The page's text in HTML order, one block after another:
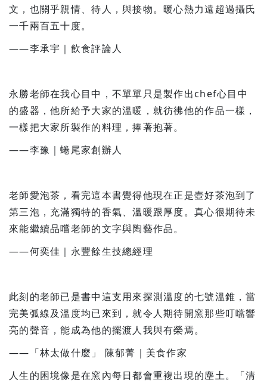
文，也關乎親情、待人，與接物。暖心熱力遠超過攝氏
一千兩百五十度。
——李承宇｜飲食評論人
永勝老師在我心目中，不單單只是製作出chef心目中
的盛器，他所給予大家的溫暖，就彷彿他的作品一樣，
一樣把大家所製作的料理，捧著抱著。
——李豫｜蜷尾家創辦人
老師愛泡茶，看完這本書覺得他現在正是壺好茶泡到了
第三泡，充滿獨特的香氣、溫暖跟厚度。真心很期待未
來能繼續品嚐老師的文字與陶藝作品。
——何奕佳｜永豐餘生技總經理
此刻的老師已是書中這支用來探測溫度的七號溫錐，當
完美弧線及溫度均已來到，就令人期待開窯那些叮噹響
亮的聲音，能成為他的擺渡人我與有榮焉。
——「林太做什麼」 陳郁菁｜美食作家
人生的困境像是在窯內每日都會重複出現的塵土。「清